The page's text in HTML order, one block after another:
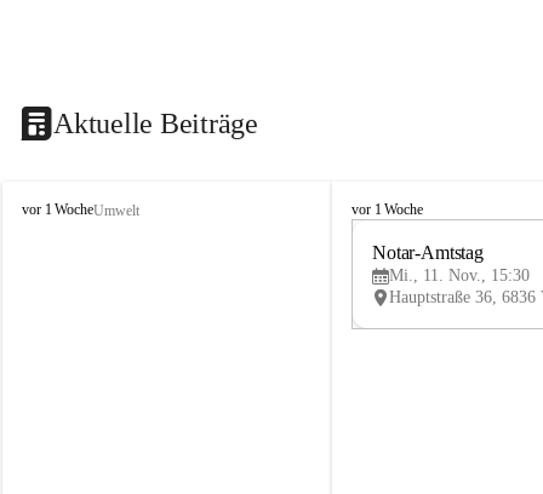
Aktuelle Beiträge
V
vor 1 WocheUmwelt
V
vor 1 Woche
Notar-Amtstag
Mi., 11. Nov., 15:30